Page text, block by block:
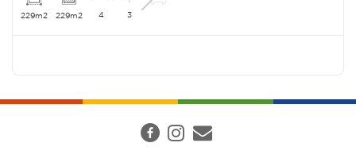
229m2 229m2 4 3